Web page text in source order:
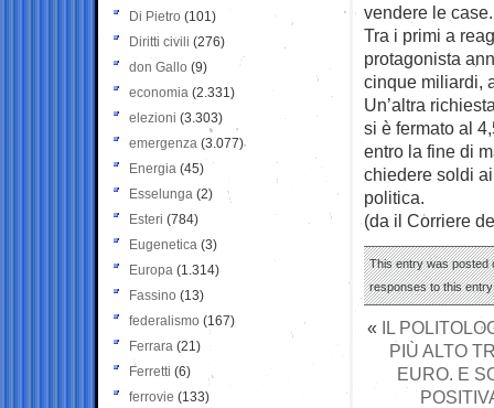
vendere le case.
Tra i primi a
protagonista
cinque miliardi,
Un’altra
si è fermato al
entro la fine di
chiedere soldi
politica.
(da il Corriere
This entry was posted
responses to this
« IL
PIÙ ALTO
EURO. E
Di Pietro (101)
Diritti civili (276)
don Gallo (9)
economia (2.331)
elezioni (3.303)
emergenza (3.077)
Energia (45)
Esselunga (2)
Esteri (784)
Eugenetica (3)
Europa (1.314)
Fassino (13)
federalismo (167)
Ferrara (21)
Ferretti (6)
ferrovie (133)